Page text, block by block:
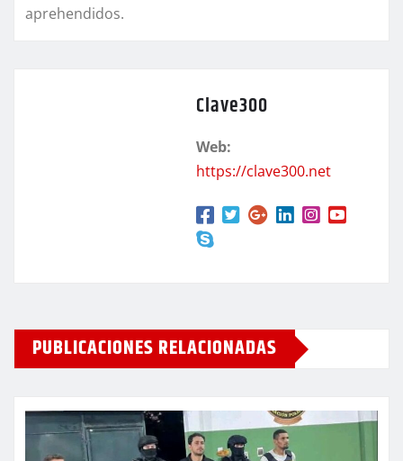
aprehendidos.
Clave300
Web:
https://clave300.net
PUBLICACIONES RELACIONADAS